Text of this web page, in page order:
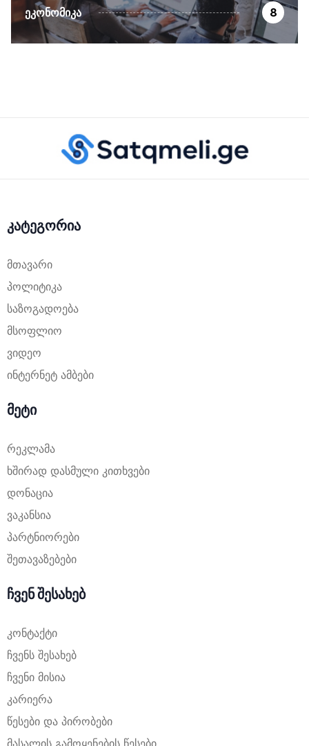
ᲔᲙᲝᲜᲝᲛᲘᲙᲐ 8
კატეგორია
მთავარი
პოლიტიკა
საზოგადოება
მსოფლიო
ვიდეო
ინტერნეტ ამბები
მეტი
რეკლამა
ხშირად დასმული კითხვები
დონაცია
ვაკანსია
პარტნიორები
შეთავაზებები
ჩვენ შესახებ
კონტაქტი
ჩვენს შესახებ
ჩვენი მისია
კარიერა
წესები და პირობები